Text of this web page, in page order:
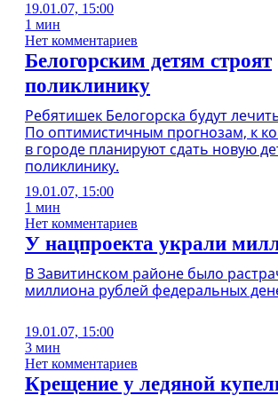
19.01.07, 15:00
1 мин
Нет комментариев
Белогорским детям строят
поликлинику
Ребятишек Белогорска будут
По оптимистичным прогнозам, к
в городе планируют сдать новую
поликлинику.
19.01.07, 15:00
1 мин
Нет комментариев
У нацпроекта украли
В Завитинском районе было
миллиона рублей федеральных
19.01.07, 15:00
3 мин
Нет комментариев
Крещение у ледяной